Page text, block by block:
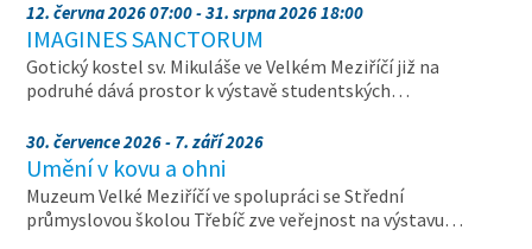
12. června 2026 07:00 - 31. srpna 2026 18:00
IMAGINES SANCTORUM
Gotický kostel sv. Mikuláše ve Velkém Meziříčí již na
podruhé dává prostor k výstavě studentských…
30. července 2026 - 7. září 2026
Umění v kovu a ohni
Muzeum Velké Meziříčí ve spolupráci se Střední
průmyslovou školou Třebíč zve veřejnost na výstavu…